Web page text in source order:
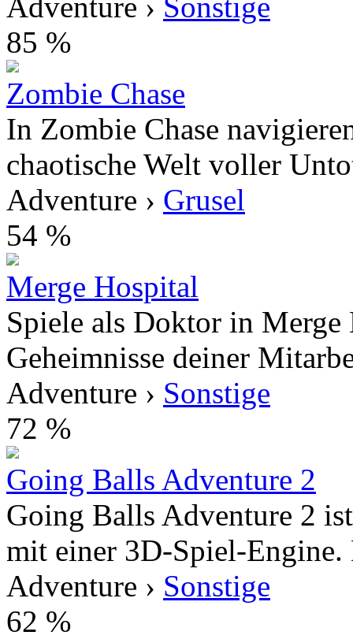
85 %
Zombie Chase
In Zombie Chase
chaotische Welt voller
Adventure › Grusel
54 %
Merge Hospital
Spiele als Doktor in
Geheimnisse deiner
Adventure › Sonstige
72 %
Going Balls Adventure 2
Going Balls Adventure 2
mit einer 3D-Spiel-Engine.
Adventure › Sonstige
62 %